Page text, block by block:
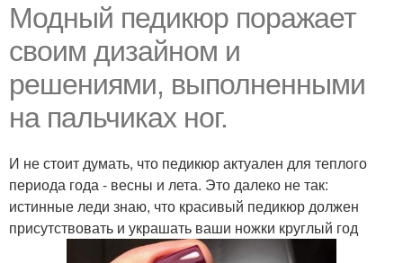
Модный педикюр поражает
своим дизайном и
решениями, выполненными
на пальчиках ног.
И не стоит думать, что педикюр актуален для теплого
периода года - весны и лета. Это далеко не так:
истинные леди знаю, что красивый педикюр должен
присутствовать и украшать ваши ножки круглый год